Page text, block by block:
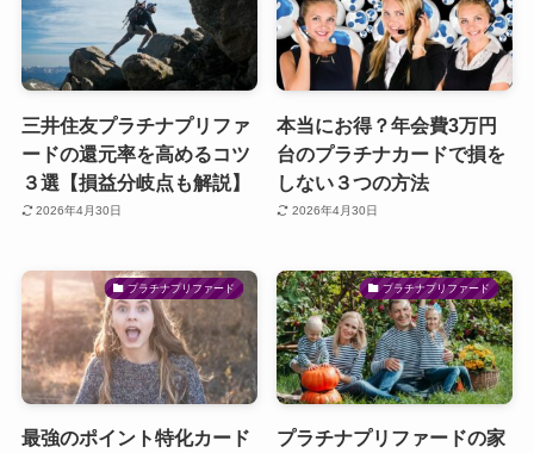
三井住友プラチナプリファ
ードの還元率を高めるコツ
３選【損益分岐点も解説】
2026年4月30日
本当にお得？年会費3万円
台のプラチナカードで損を
しない３つの方法
2026年4月30日
プラチナプリファード
最強のポイント特化カード
プラチナプリファード
プラチナプリファードの家